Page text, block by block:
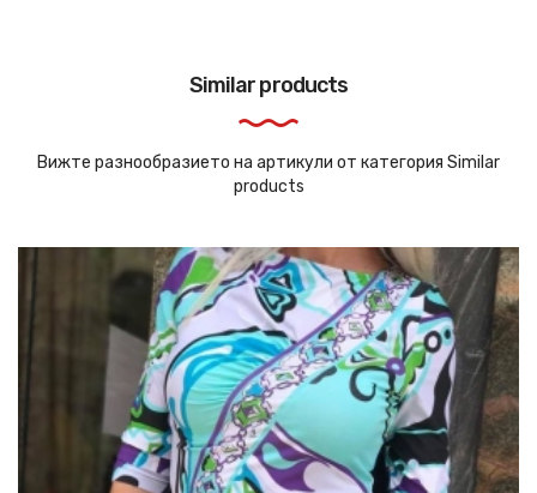
Similar products
Вижте разнообразието на артикули от категория Similar
products